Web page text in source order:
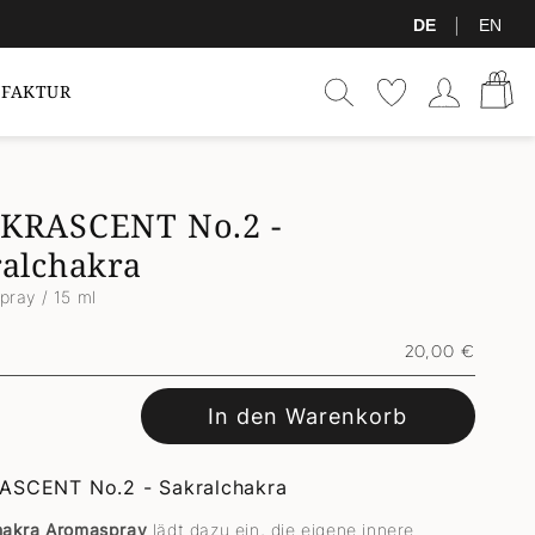
DE | EN
Einloggen
No.2 -
/ 15 ml
Normaler
Preis
20,00 €
In den Warenkorb
No.2 - Sakralchakra
Aromaspray lädt dazu ein, die eigene innere